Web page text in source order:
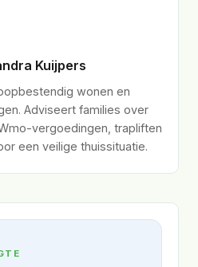
Kuijpers
wonen en
Adviseert families over
vergoedingen, trapliften
een veilige thuissituatie.